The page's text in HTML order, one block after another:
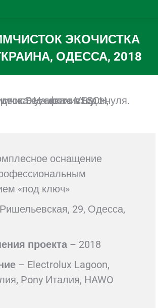
ЭКОЧИСТКА
ОДЕССА, 2018
Вы здесь:
оснащение
«под ключ»
29, Одесса,
проекта – 2018
– Electrolux Lagoon,
Pony Италия, HAWO